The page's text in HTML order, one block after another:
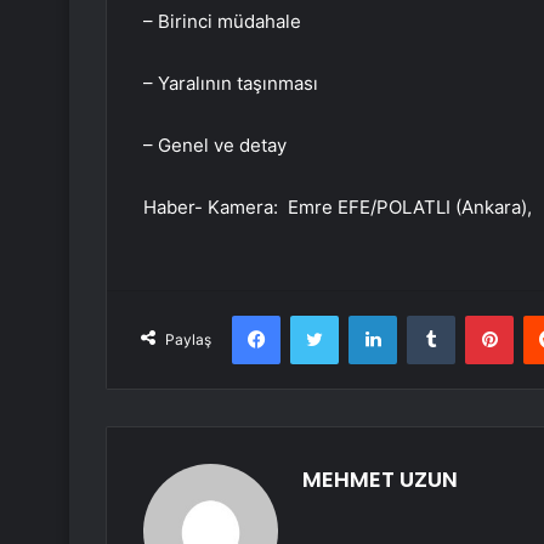
– Birinci müdahale
– Yaralının taşınması
– Genel ve detay
Haber- Kamera: Emre EFE/POLATLI (Ankara),
Paylaş
FacebookTwitter LinkedInTumblr
MEHMET UZUN